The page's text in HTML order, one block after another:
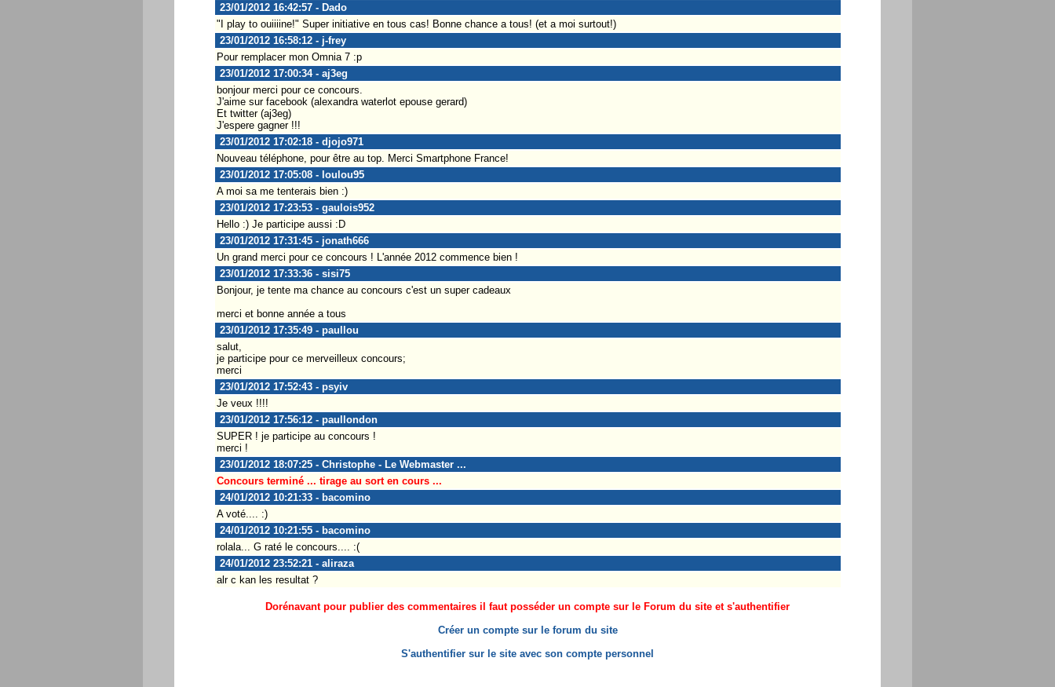
23/01/2012 16:42:57 - Dado
"I play to ouiiiine!" Super initiative en tous cas! Bonne chance a tous! (et a moi surtout!)
23/01/2012 16:58:12 - j-frey
Pour remplacer mon Omnia 7 :p
23/01/2012 17:00:34 - aj3eg
bonjour merci pour ce concours.
J'aime sur facebook (alexandra waterlot epouse gerard)
Et twitter (aj3eg)
J'espere gagner !!!
23/01/2012 17:02:18 - djojo971
Nouveau téléphone, pour être au top. Merci Smartphone France!
23/01/2012 17:05:08 - loulou95
A moi sa me tenterais bien :)
23/01/2012 17:23:53 - gaulois952
Hello :) Je participe aussi :D
23/01/2012 17:31:45 - jonath666
Un grand merci pour ce concours ! L'année 2012 commence bien !
23/01/2012 17:33:36 - sisi75
Bonjour, je tente ma chance au concours c'est un super cadeaux
merci et bonne année a tous
23/01/2012 17:35:49 - paullou
salut,
je participe pour ce merveilleux concours;
merci
23/01/2012 17:52:43 - psyiv
Je veux !!!!
23/01/2012 17:56:12 - paullondon
SUPER ! je participe au concours !
merci !
23/01/2012 18:07:25 - Christophe - Le Webmaster ...
Concours terminé ... tirage au sort en cours ...
24/01/2012 10:21:33 - bacomino
A voté.... :)
24/01/2012 10:21:55 - bacomino
rolala... G raté le concours.... :(
24/01/2012 23:52:21 - aliraza
alr c kan les resultat ?
Dorénavant pour publier des commentaires il faut posséder un compte sur le Forum du site et s'authentifier
Créer un compte sur le forum du site
S'authentifier sur le site avec son compte personnel